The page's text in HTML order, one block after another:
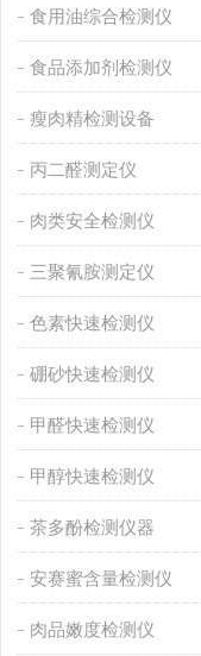
食用油综合检测仪
食品添加剂检测仪
瘦肉精检测设备
丙二醛测定仪
肉类安全检测仪
三聚氰胺测定仪
色素快速检测仪
硼砂快速检测仪
甲醛快速检测仪
甲醇快速检测仪
茶多酚检测仪器
安赛蜜含量检测仪
肉品嫩度检测仪